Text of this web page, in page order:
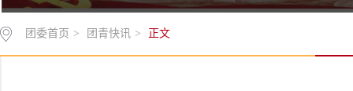
团委首页 > 团青快讯 > 正文